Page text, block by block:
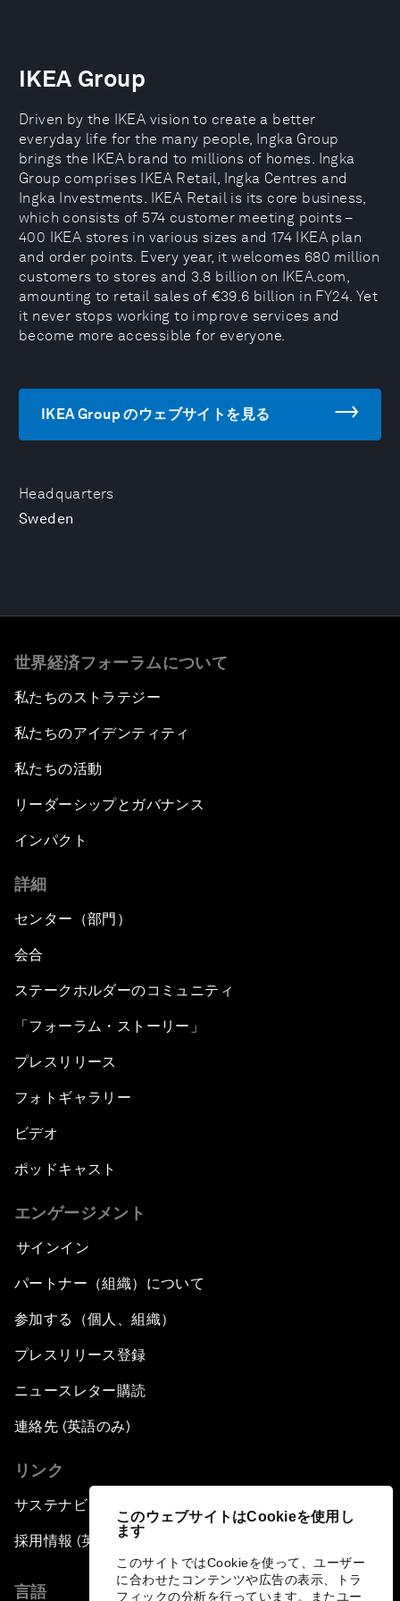
このウェブサイトはCookieを使用し
ます
このサイトではCookieを使って、ユーザー
に合わせたコンテンツや広告の表示、トラ
フィックの分析を行っています。またユー
Headquarters
Sweden
IKEA Group
Driven by the IKEA vision to create a better
everyday life for the many people, Ingka Group
brings the IKEA brand to millions of homes. Ingka
Group comprises IKEA Retail, Ingka Centres and
Ingka Investments. IKEA Retail is its core business,
which consists of 574 customer meeting points –
400 IKEA stores in various sizes and 174 IKEA plan
and order points. Every year, it welcomes 680 million
customers to stores and 3.8 billion on IKEA.com,
amounting to retail sales of €39.6 billion in FY24. Yet
it never stops working to improve services and
become more accessible for everyone.
IKEA Group のウェブサイトを見る
世界経済フォーラムについて
私たちのストラテジー
私たちのアイデンティティ
私たちの活動
リーダーシップとガバナンス
インパクト
詳細
センター（部門）
会合
ステークホルダーのコミュニティ
「フォーラム・ストーリー」
プレスリリース
フォトギャラリー
ビデオ
ポッドキャスト
エンゲージメント
サインイン
パートナー（組織）について
参加する（個人、組織）
プレスリリース登録
ニュースレター購読
連絡先 (英語のみ)
リンク
サステナビリティへの取り組み
採用情報 (英語のみ)
言語